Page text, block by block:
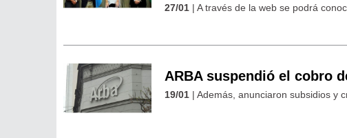
27/01 | A través de la web se podrá
ARBA suspendió el cobro
19/01 | Además, anunciaron subsidios y